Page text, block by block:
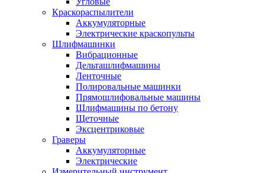
Краскораспылители
Аккумуляторные
Электрические краскопульты
Шлифмашинки
Вибрационные
Дельташлифмашины
Ленточные
Полировальные машинки
Прямошлифовальные машины
Шлифмашины по бетону
Щеточные
Эксцентриковые
Граверы
Аккумуляторные
Электрические